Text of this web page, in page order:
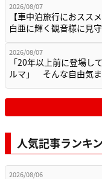
2026/08/07
【車中泊旅行におスス
白亜に輝く観音様に見
2026/08/07
「20年以上前に登場し
ルマ」 そんな自由気
人気記事ランキ
2026/08/06